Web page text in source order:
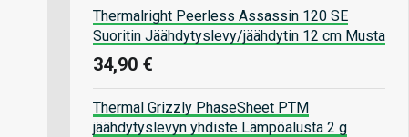
Thermalright Peerless Assassin 120 SE
Suoritin Jäähdytyslevy/jäähdytin 12 cm Musta
34,90 €
Thermal Grizzly PhaseSheet PTM
jäähdytyslevyn yhdiste Lämpöalusta 2 g